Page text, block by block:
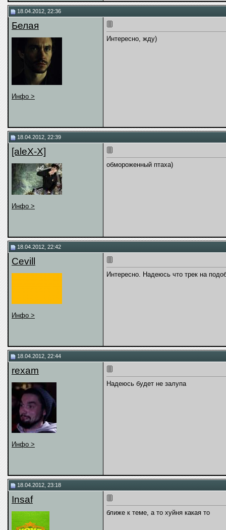
18.04.2012, 22:36
Белая
Инфо >
Интересно, жду)
18.04.2012, 22:39
[aleX-X]
Инфо >
обмороженный птаха)
18.04.2012, 22:42
Cevill
Инфо >
Интересно. Надеюсь что трек на
18.04.2012, 22:44
rexam
Инфо >
Надеюсь будет не залупа
18.04.2012, 23:18
Insaf
ближе к теме, а то хуйня какая то